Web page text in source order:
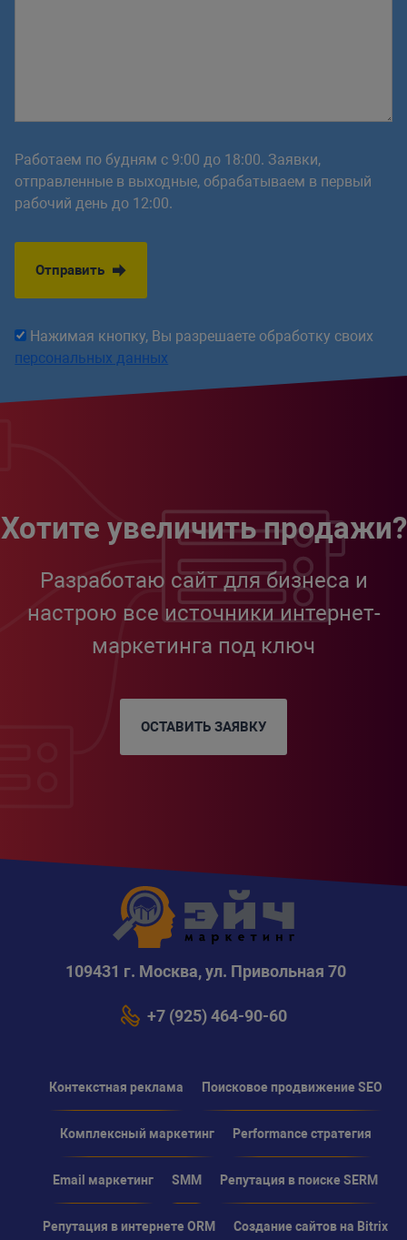
Работаем по будням с 9:00 до 18:00. Заявки,
отправленные в выходные, обрабатываем в первый
рабочий день до 12:00.
Отправить
Нажимая кнопку, Вы разрешаете обработку своих
персональных данных
Хотите увеличить продажи?
Разработаю сайт для бизнеса и
настрою все источники интернет-
маркетинга под ключ
ОСТАВИТЬ ЗАЯВКУ
109431 г. Москва, ул. Привольная 70
+7 (925) 464-90-60
Контекстная реклама Поисковое продвижение SEO
Комплексный маркетинг Performance стратегия
Email маркетинг SMM Репутация в поиске SERM
Репутация в интернете ORM Создание сайтов на Bitrix